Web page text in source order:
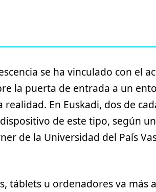
se ha vinculado con el
la puerta de entrada a un
En Euskadi, dos de
de este tipo, según un
de la Universidad del País
táblets u ordenadores va más